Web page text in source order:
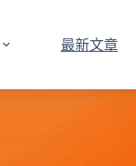
最新文章